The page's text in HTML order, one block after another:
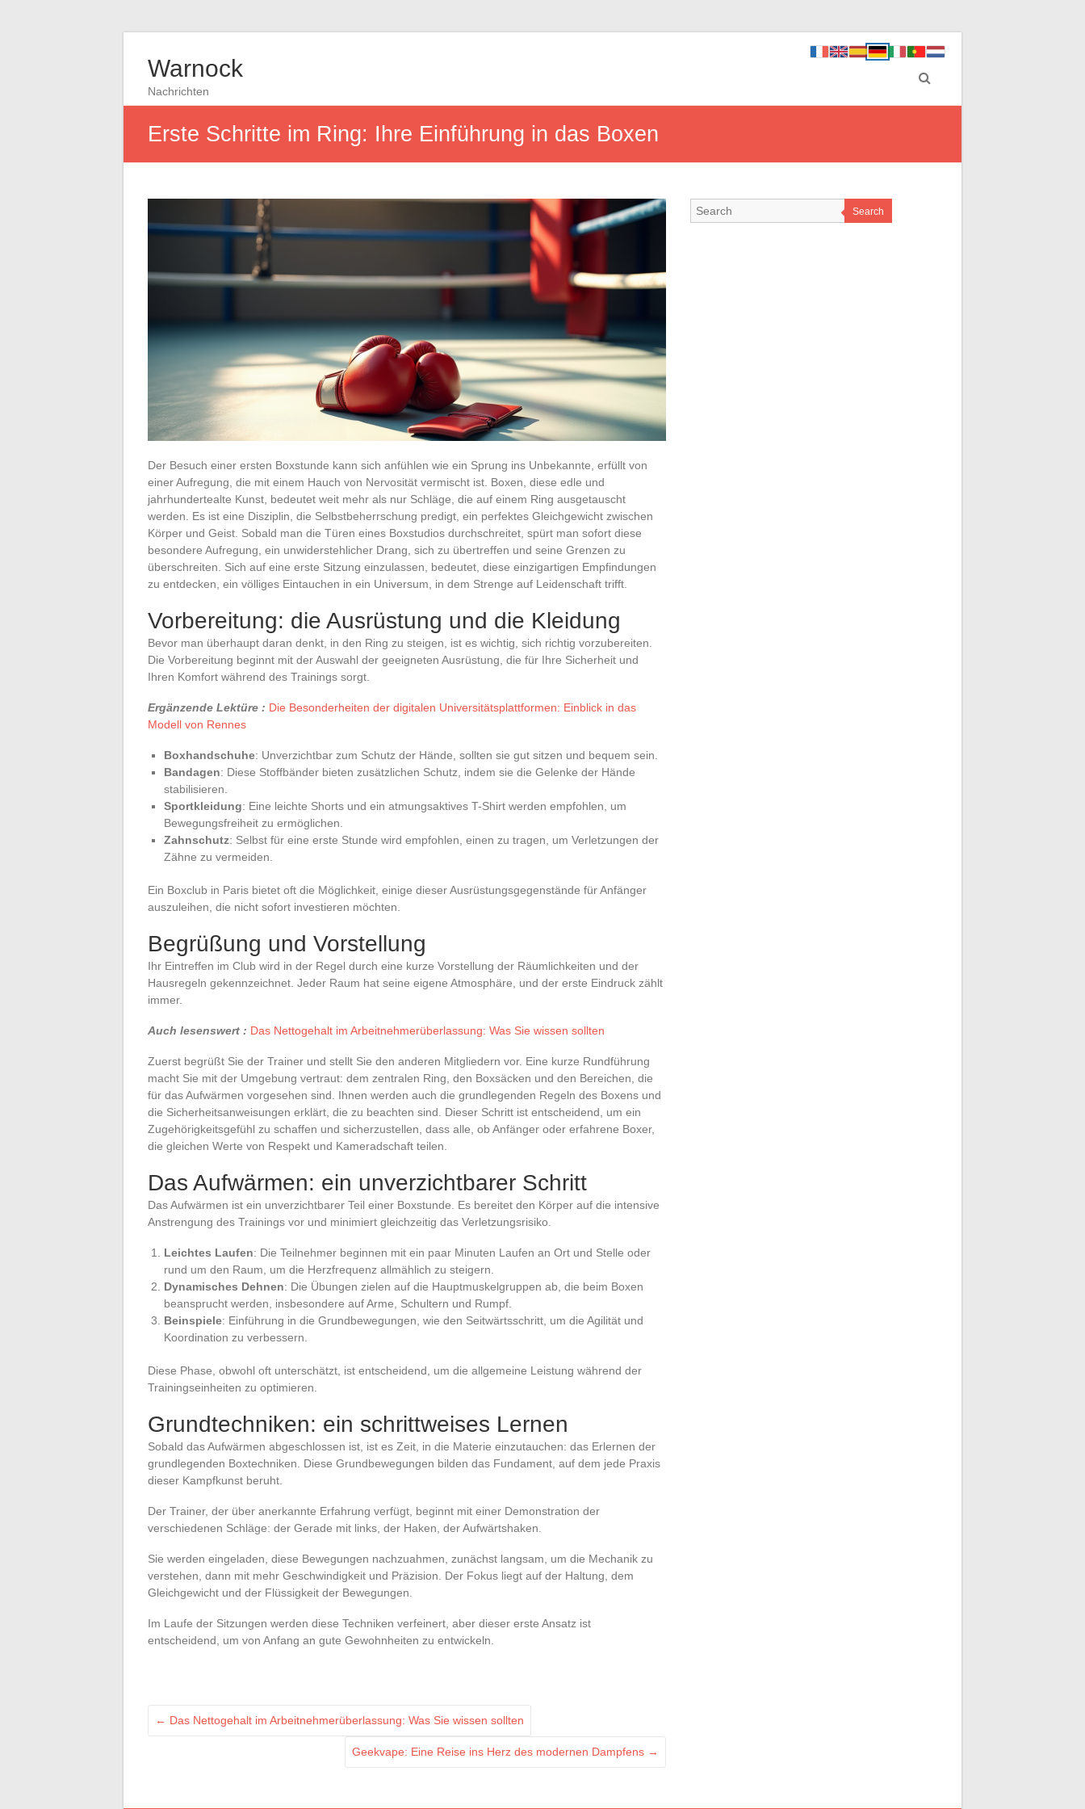
Warnock
Nachrichten
Erste Schritte im Ring: Ihre Einführung in das Boxen
Der Besuch einer ersten Boxstunde kann sich anfühlen wie ein Sprung ins Unbekannte, erfüllt von
einer Aufregung, die mit einem Hauch von Nervosität vermischt ist. Boxen, diese edle und
jahrhundertealte Kunst, bedeutet weit mehr als nur Schläge, die auf einem Ring ausgetauscht
werden. Es ist eine Disziplin, die Selbstbeherrschung predigt, ein perfektes Gleichgewicht zwischen
Körper und Geist. Sobald man die Türen eines Boxstudios durchschreitet, spürt man sofort diese
besondere Aufregung, ein unwiderstehlicher Drang, sich zu übertreffen und seine Grenzen zu
überschreiten. Sich auf eine erste Sitzung einzulassen, bedeutet, diese einzigartigen Empfindungen
zu entdecken, ein völliges Eintauchen in ein Universum, in dem Strenge auf Leidenschaft trifft.
Vorbereitung: die Ausrüstung und die Kleidung
Bevor man überhaupt daran denkt, in den Ring zu steigen, ist es wichtig, sich richtig vorzubereiten.
Die Vorbereitung beginnt mit der Auswahl der geeigneten Ausrüstung, die für Ihre Sicherheit und
Ihren Komfort während des Trainings sorgt.
Ergänzende Lektüre : Die Besonderheiten der digitalen Universitätsplattformen: Einblick in das
Modell von Rennes
Boxhandschuhe: Unverzichtbar zum Schutz der Hände, sollten sie gut sitzen und bequem sein.
Bandagen: Diese Stoffbänder bieten zusätzlichen Schutz, indem sie die Gelenke der Hände
stabilisieren.
Sportkleidung: Eine leichte Shorts und ein atmungsaktives T-Shirt werden empfohlen, um
Bewegungsfreiheit zu ermöglichen.
Zahnschutz: Selbst für eine erste Stunde wird empfohlen, einen zu tragen, um Verletzungen der
Zähne zu vermeiden.
Ein Boxclub in Paris bietet oft die Möglichkeit, einige dieser Ausrüstungsgegenstände für Anfänger
auszuleihen, die nicht sofort investieren möchten.
Begrüßung und Vorstellung
Ihr Eintreffen im Club wird in der Regel durch eine kurze Vorstellung der Räumlichkeiten und der
Hausregeln gekennzeichnet. Jeder Raum hat seine eigene Atmosphäre, und der erste Eindruck zählt
immer.
Auch lesenswert : Das Nettogehalt im Arbeitnehmerüberlassung: Was Sie wissen sollten
Zuerst begrüßt Sie der Trainer und stellt Sie den anderen Mitgliedern vor. Eine kurze Rundführung
macht Sie mit der Umgebung vertraut: dem zentralen Ring, den Boxsäcken und den Bereichen, die
für das Aufwärmen vorgesehen sind. Ihnen werden auch die grundlegenden Regeln des Boxens und
die Sicherheitsanweisungen erklärt, die zu beachten sind. Dieser Schritt ist entscheidend, um ein
Zugehörigkeitsgefühl zu schaffen und sicherzustellen, dass alle, ob Anfänger oder erfahrene Boxer,
die gleichen Werte von Respekt und Kameradschaft teilen.
Das Aufwärmen: ein unverzichtbarer Schritt
Das Aufwärmen ist ein unverzichtbarer Teil einer Boxstunde. Es bereitet den Körper auf die intensive
Anstrengung des Trainings vor und minimiert gleichzeitig das Verletzungsrisiko.
Leichtes Laufen: Die Teilnehmer beginnen mit ein paar Minuten Laufen an Ort und Stelle oder
rund um den Raum, um die Herzfrequenz allmählich zu steigern.
Dynamisches Dehnen: Die Übungen zielen auf die Hauptmuskelgruppen ab, die beim Boxen
beansprucht werden, insbesondere auf Arme, Schultern und Rumpf.
Beinspiele: Einführung in die Grundbewegungen, wie den Seitwärtsschritt, um die Agilität und
Koordination zu verbessern.
Diese Phase, obwohl oft unterschätzt, ist entscheidend, um die allgemeine Leistung während der
Trainingseinheiten zu optimieren.
Grundtechniken: ein schrittweises Lernen
Sobald das Aufwärmen abgeschlossen ist, ist es Zeit, in die Materie einzutauchen: das Erlernen der
grundlegenden Boxtechniken. Diese Grundbewegungen bilden das Fundament, auf dem jede Praxis
dieser Kampfkunst beruht.
Der Trainer, der über anerkannte Erfahrung verfügt, beginnt mit einer Demonstration der
verschiedenen Schläge: der Gerade mit links, der Haken, der Aufwärtshaken.
Sie werden eingeladen, diese Bewegungen nachzuahmen, zunächst langsam, um die Mechanik zu
verstehen, dann mit mehr Geschwindigkeit und Präzision. Der Fokus liegt auf der Haltung, dem
Gleichgewicht und der Flüssigkeit der Bewegungen.
Im Laufe der Sitzungen werden diese Techniken verfeinert, aber dieser erste Ansatz ist
entscheidend, um von Anfang an gute Gewohnheiten zu entwickeln.
← Das Nettogehalt im Arbeitnehmerüberlassung: Was Sie wissen sollten
Geekvape: Eine Reise ins Herz des modernen Dampfens →
Search